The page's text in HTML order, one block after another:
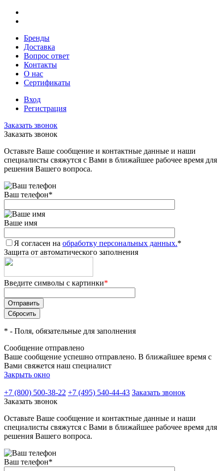
Бренды
Доставка
Вопрос ответ
Контакты
О нас
Сертификаты
Вход
Регистрация
Заказать звонок
Заказать звонок
Оставьте Ваше сообщение и контактные данные и наши
специалисты свяжутся с Вами в ближайшее рабочее время для
решения Вашего вопроса.
Ваш телефон*
Ваше имя
Я согласен на обработку персональных данных.*
Защита от автоматического заполнения
Введите символы с картинки*
* - Поля, обязательные для заполнения
Сообщение отправлено
Ваше сообщение успешно отправлено. В ближайшее время с
Вами свяжется наш специалист
Закрыть окно
+7 (800) 500-38-22 +7 (495) 540-44-43 Заказать звонок
Заказать звонок
Оставьте Ваше сообщение и контактные данные и наши
специалисты свяжутся с Вами в ближайшее рабочее время для
решения Вашего вопроса.
Ваш телефон*